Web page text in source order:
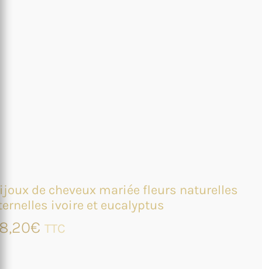
de cheveux mariée fleurs naturelles
ivoire et eucalyptus
€ TTC